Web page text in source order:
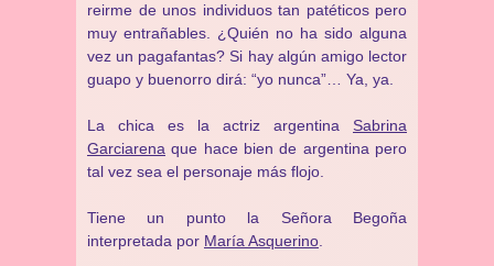
reirme de unos individuos tan patéticos pero
muy entrañables. ¿Quién no ha sido alguna
vez un pagafantas? Si hay algún amigo lector
guapo y buenorro dirá: “yo nunca”… Ya, ya.
La chica es la actriz argentina Sabrina
Garciarena que hace bien de argentina pero
tal vez sea el personaje más flojo.
Tiene un punto la Señora Begoña
interpretada por María Asquerino